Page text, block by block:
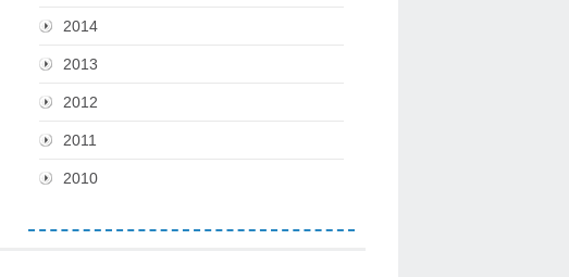
2014
2013
2012
2011
2010